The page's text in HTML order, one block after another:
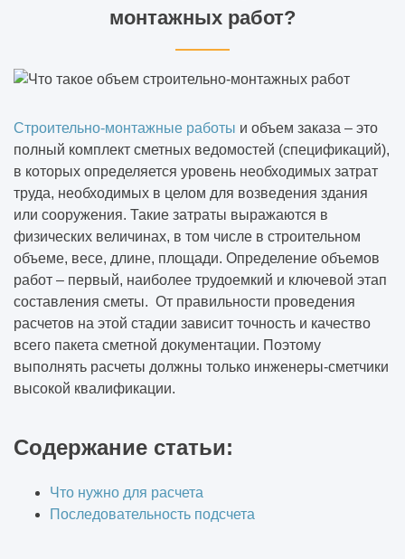
монтажных работ?
Строительно-монтажные работы и объем заказа – это
полный комплект сметных ведомостей (спецификаций),
в которых определяется уровень необходимых затрат
труда, необходимых в целом для возведения здания
или сооружения. Такие затраты выражаются в
физических величинах, в том числе в строительном
объеме, весе, длине, площади. Определение объемов
работ – первый, наиболее трудоемкий и ключевой этап
составления сметы. От правильности проведения
расчетов на этой стадии зависит точность и качество
всего пакета сметной документации. Поэтому
выполнять расчеты должны только инженеры-сметчики
высокой квалификации.
Содержание статьи:
Что нужно для расчета
Последовательность подсчета